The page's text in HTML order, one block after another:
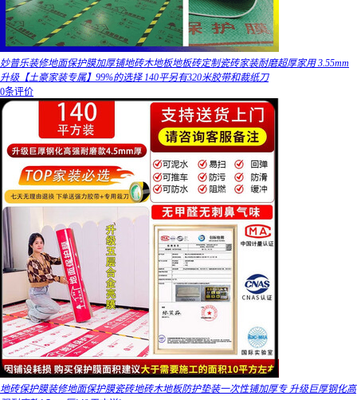
妙普乐装修地面保护膜加厚铺地砖木地板地板砖定制瓷砖家装耐磨超厚家用 3.55mm
升级【土豪家装专属】99%的选择 140平另有320米胶带和裁纸刀
0条评价
地砖保护膜装修地面保护膜瓷砖地砖木地板防护垫装一次性铺加厚专 升级巨厚钢化高